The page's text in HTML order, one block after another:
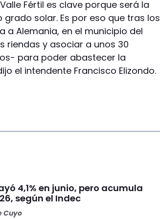
Fértil es clave porque será la
solar. Es por eso que tras los
a Alemania, en el municipio del
riendas y asociar a unos 30
para poder abastecer la
el intendente Francisco Elizondo.
4,1% en junio, pero acumula
según el Indec
Cuyo